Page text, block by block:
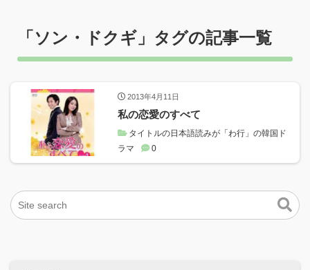
「ソン・ドクギ 」タグの記事一覧
2013年4月11日
私の恋愛のすべて
タイトルの日本語読みが「わ行」の韓国ド
ラマ
0